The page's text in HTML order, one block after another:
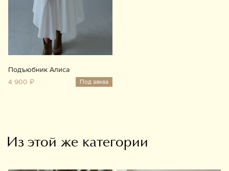
Подъюбник Алиса
4 900 ₽
Под заказ
Из этой же категории